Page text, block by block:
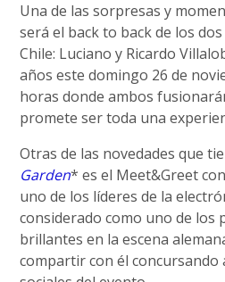
Una de las sorpresas y
será el back to back de los dos
Chile: Luciano y Ricardo
años este domingo 26 de
horas donde ambos
promete ser toda una
Otras de las novedades que
Garden* es el Meet&Greet
uno de los líderes de la
considerado como uno de los
brillantes en la escena
compartir con él concursando